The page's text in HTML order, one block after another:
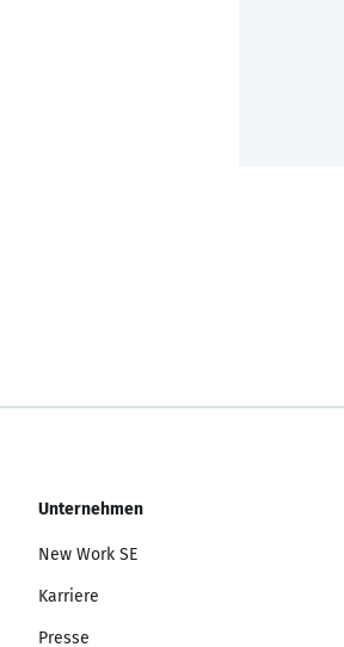
Unternehmen
New Work SE
Karriere
Presse